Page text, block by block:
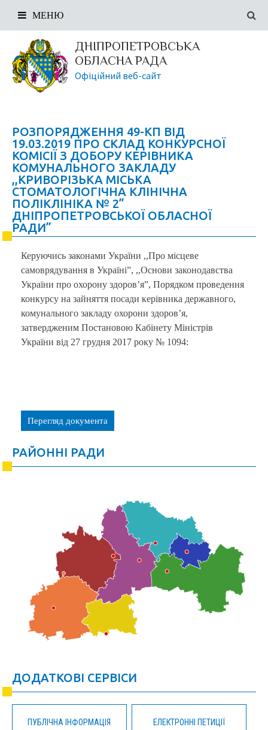
ДНІПРОПЕТРОВСЬКА
ОБЛАСНА РАДА
Офіційний веб-сайт
МЕНЮ
РОЗПОРЯДЖЕННЯ 49-КП ВІД
19.03.2019 ПРО СКЛАД КОНКУРСНОЇ
КОМІСІЇ З ДОБОРУ КЕРІВНИКА
КОМУНАЛЬНОГО ЗАКЛАДУ
,,КРИВОРІЗЬКА МІСЬКА
СТОМАТОЛОГІЧНА КЛІНІЧНА
ПОЛІКЛІНІКА № 2”
ДНІПРОПЕТРОВСЬКОЇ ОБЛАСНОЇ
РАДИ”
Керуючись законами України ,,Про місцеве
самоврядування в Україні”, ,,Основи законодавства
України про охорону здоров’я”, Порядком проведення
конкурсу на зайняття посади керівника державного,
комунального закладу охорони здоров’я,
затвердженим Постановою Кабінету Міністрів
України від 27 грудня 2017 року № 1094:
Перегляд документа
РАЙОННІ РАДИ
ДОДАТКОВІ СЕРВІСИ
ПУБЛІЧНА ІНФОРМАЦІЯ ЕЛЕКТРОННІ ПЕТИЦІЇ